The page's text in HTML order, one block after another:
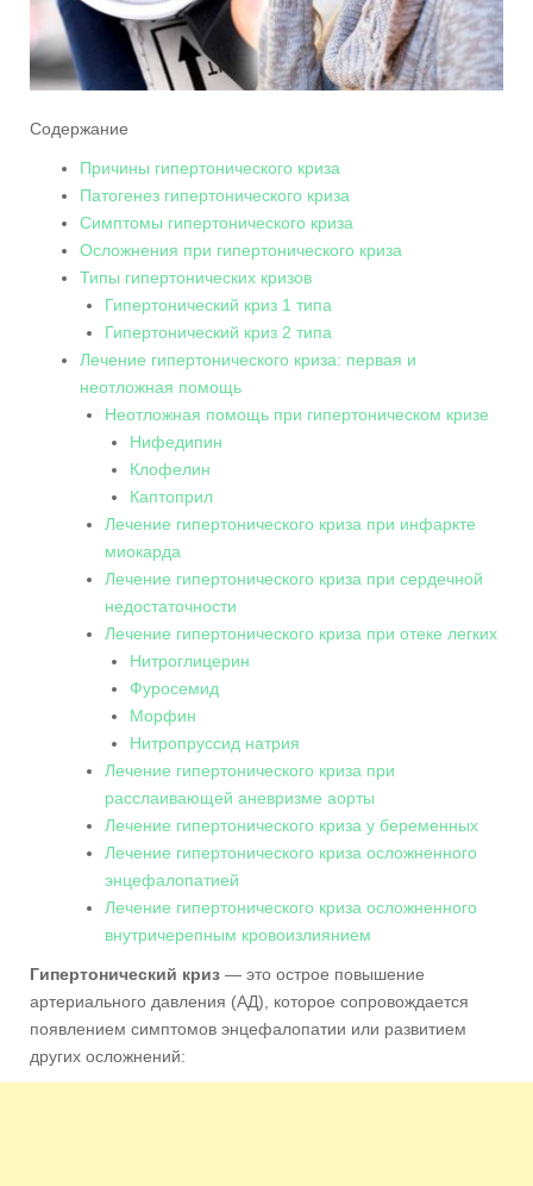
Содержание
Причины гипертонического криза
Патогенез гипертонического криза
Симптомы гипертонического криза
Осложнения при гипертонического криза
Типы гипертонических кризов
Гипертонический криз 1 типа
Гипертонический криз 2 типа
Лечение гипертонического криза: первая и
неотложная помощь
Неотложная помощь при гипертоническом кризе
Нифедипин
Клофелин
Каптоприл
Лечение гипертонического криза при инфаркте
миокарда
Лечение гипертонического криза при сердечной
недостаточности
Лечение гипертонического криза при отеке легких
Нитроглицерин
Фуросемид
Морфин
Нитропруссид натрия
Лечение гипертонического криза при
расслаивающей аневризме аорты
Лечение гипертонического криза у беременных
Лечение гипертонического криза осложненного
энцефалопатией
Лечение гипертонического криза осложненного
внутричерепным кровоизлиянием
Гипертонический криз — это острое повышение
артериального давления (АД), которое сопровождается
появлением симптомов энцефалопатии или развитием
других осложнений: